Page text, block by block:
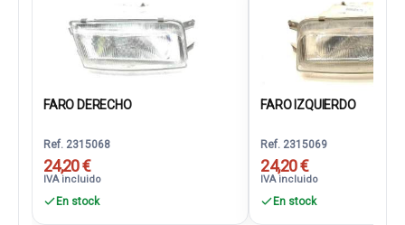
FARO DERECHO
Ref. 2315068
24,20 €
IVA incluido
En stock
FARO IZQUIERDO
Ref. 2315069
24,20 €
IVA incluido
En stock